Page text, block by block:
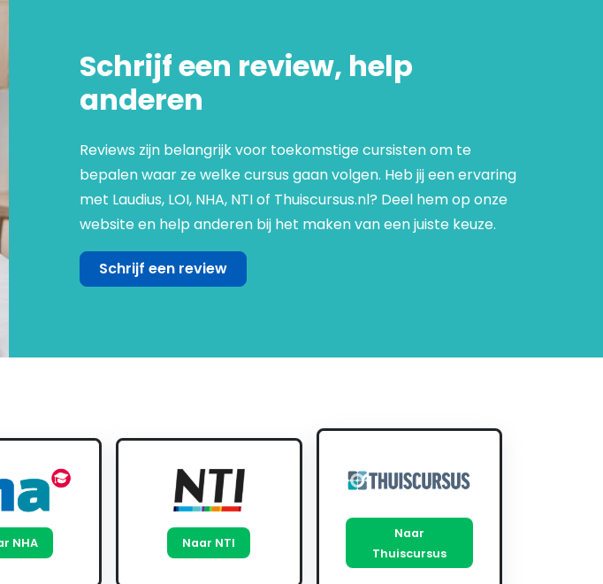
Schrijf een review, help
anderen
Reviews zijn belangrijk voor toekomstige cursisten om te
bepalen waar ze welke cursus gaan volgen. Heb jij een ervaring
met Laudius, LOI, NHA, NTI of Thuiscursus.nl? Deel hem op onze
website en help anderen bij het maken van een juiste keuze.
Schrijf een review
NHA Naar NTI
Naar
Thuiscursus